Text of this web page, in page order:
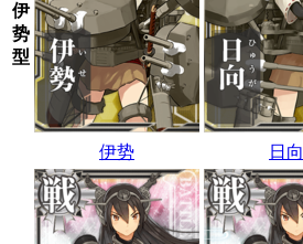
伊
势
型
伊势 日向